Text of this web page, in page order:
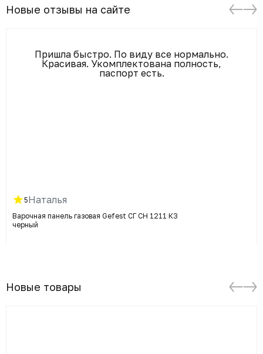
Новые отзывы на сайте
Пришла быстро. По виду все нормально.
Красивая. Укомплектована полность,
паспорт есть.
5Наталья
Варочная панель газовая Gefest СГ СН 1211 К3
черный
Новые товары